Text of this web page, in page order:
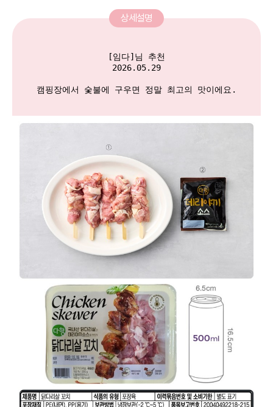
상세설명
[임다]님 추천
2026.05.29
캠핑장에서 숯불에 구우면 정말 최고의 맛이에요.